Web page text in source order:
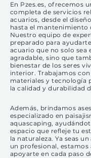
En Pzes.es, ofrecemos
completa de servicios
acuarios, desde el
hasta el mantenimiento
Nuestro equipo de
preparado para
acuario que no solo sea
agradable, sino que
bienestar de los seres
interior. Trabajamos
materiales y tecnología
la calidad y durabilidad
Además, brindamos
especializado en
aquascaping,
espacio que refleje tu
la naturaleza. Ya seas
un profesional, estamos
apoyarte en cada paso